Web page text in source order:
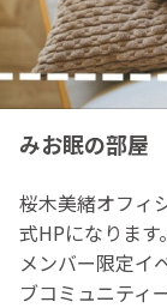
みお眠の部屋
桜木美緒オフィ
式HPになりま
メンバー限定イ
ブコミュニティ